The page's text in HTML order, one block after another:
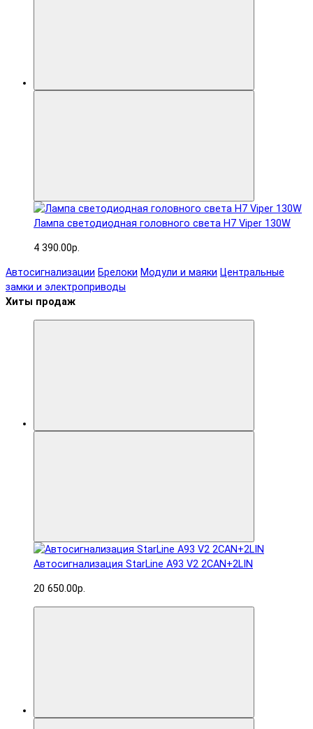
Лампа светодиодная головного света H7 Viper 130W
4 390.00р.
Автосигнализации Брелоки Модули и маяки Центральные
замки и электроприводы
Хиты продаж
Автосигнализация StarLine A93 V2 2CAN+2LIN
20 650.00р.